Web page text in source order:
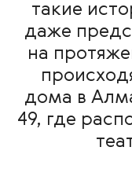
такие
даже
на
дома в
49, где